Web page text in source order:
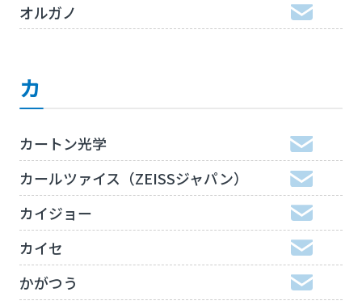
オルガノ
カ
カートン光学
カールツァイス（ZEISSジャパン）
カイジョー
カイセ
かがつう